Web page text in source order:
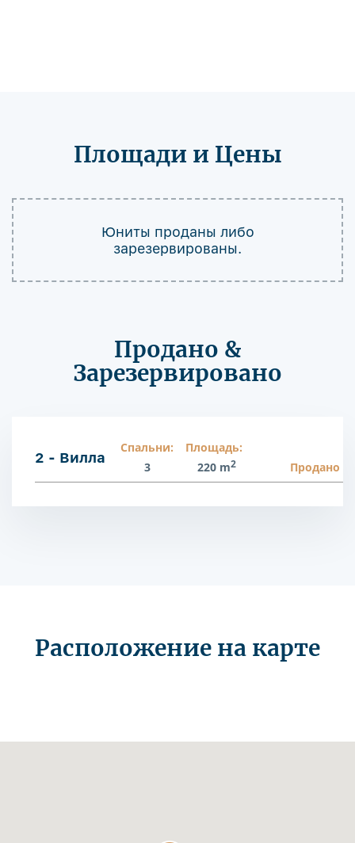
Площади и Цены
Юниты проданы либо
зарезервированы.
Продано &
Зарезервировано
2 - Вилла
Спальни:
3
Площадь:
220 m2 Продано
Расположение на карте